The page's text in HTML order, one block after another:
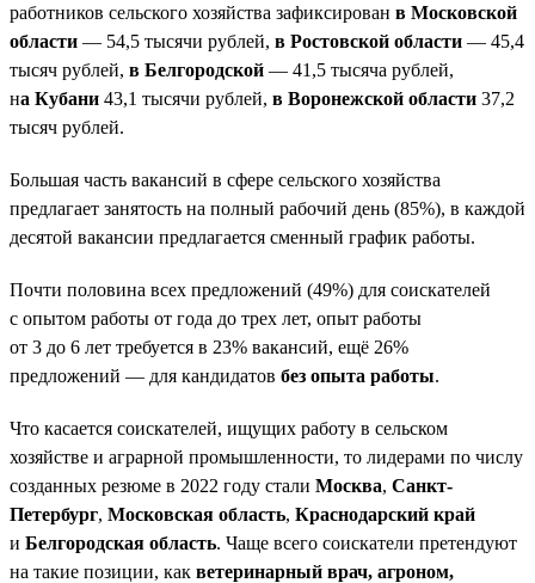
работников сельского хозяйства зафиксирован в Московской
области — 54,5 тысячи рублей, в Ростовской области — 45,4
тысяч рублей, в Белгородской — 41,5 тысяча рублей,
на Кубани 43,1 тысячи рублей, в Воронежской области 37,2
тысяч рублей.
Большая часть вакансий в сфере сельского хозяйства
предлагает занятость на полный рабочий день (85%), в каждой
десятой вакансии предлагается сменный график работы.
Почти половина всех предложений (49%) для соискателей
с опытом работы от года до трех лет, опыт работы
от 3 до 6 лет требуется в 23% вакансий, ещё 26%
предложений — для кандидатов без опыта работы.
Что касается соискателей, ищущих работу в сельском
хозяйстве и аграрной промышленности, то лидерами по числу
созданных резюме в 2022 году стали Москва, Санкт-
Петербург, Московская область, Краснодарский край
и Белгородская область. Чаще всего соискатели претендуют
на такие позиции, как ветеринарный врач, агроном,